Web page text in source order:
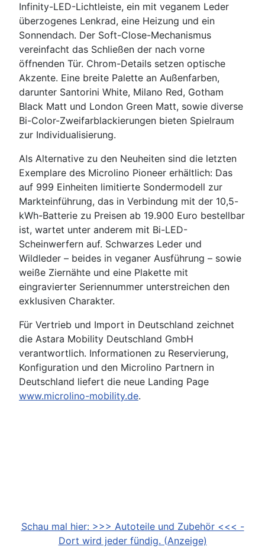
Infinity-LED-Lichtleiste, ein mit veganem Leder
überzogenes Lenkrad, eine Heizung und ein
Sonnendach. Der Soft-Close-Mechanismus
vereinfacht das Schließen der nach vorne
öffnenden Tür. Chrom-Details setzen optische
Akzente. Eine breite Palette an Außenfarben,
darunter Santorini White, Milano Red, Gotham
Black Matt und London Green Matt, sowie diverse
Bi-Color-Zweifarblackierungen bieten Spielraum
zur Individualisierung.
Als Alternative zu den Neuheiten sind die letzten
Exemplare des Microlino Pioneer erhältlich: Das
auf 999 Einheiten limitierte Sondermodell zur
Markteinführung, das in Verbindung mit der 10,5-
kWh-Batterie zu Preisen ab 19.900 Euro bestellbar
ist, wartet unter anderem mit Bi-LED-
Scheinwerfern auf. Schwarzes Leder und
Wildleder – beides in veganer Ausführung – sowie
weiße Ziernähte und eine Plakette mit
eingravierter Seriennummer unterstreichen den
exklusiven Charakter.
Für Vertrieb und Import in Deutschland zeichnet
die Astara Mobility Deutschland GmbH
verantwortlich. Informationen zu Reservierung,
Konfiguration und den Microlino Partnern in
Deutschland liefert die neue Landing Page
www.microlino-mobility.de.
Schau mal hier: >>> Autoteile und Zubehör <<< -
Dort wird jeder fündig. (Anzeige)